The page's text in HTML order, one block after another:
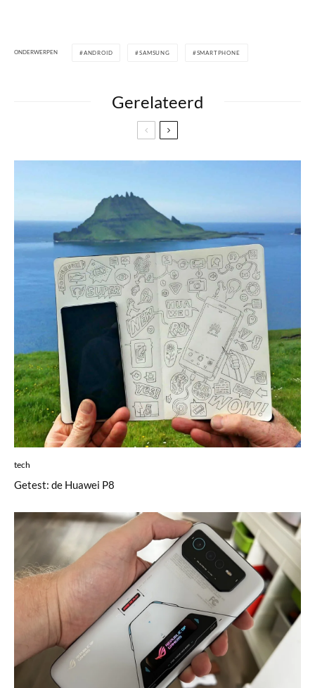
ONDERWERPEN ANDROID SAMSUNG SMARTPHONE
Gerelateerd
tech
Getest: de Huawei P8